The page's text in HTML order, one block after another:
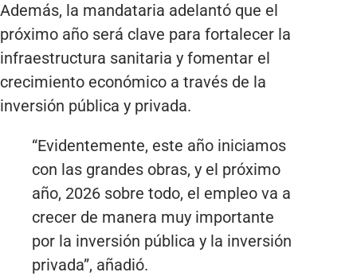
Además, la mandataria adelantó que el
próximo año será clave para fortalecer la
infraestructura sanitaria y fomentar el
crecimiento económico a través de la
inversión pública y privada.
“Evidentemente, este año iniciamos
con las grandes obras, y el próximo
año, 2026 sobre todo, el empleo va a
crecer de manera muy importante
por la inversión pública y la inversión
privada”, añadió.